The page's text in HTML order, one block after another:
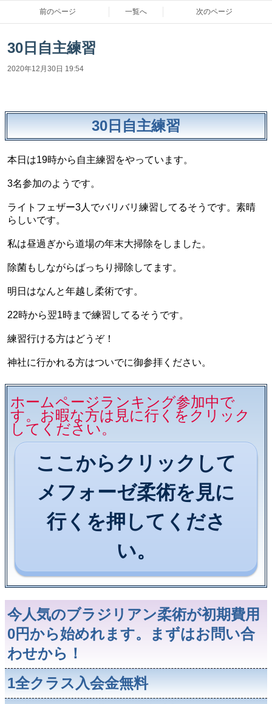
前のページ 一覧へ 次のページ
30日自主練習
2020年12月30日 19:54
30日自主練習
本日は19時から自主練習をやっています。
3名参加のようです。
ライトフェザー3人でバリバリ練習してるそうです。素晴
らしいです。
私は昼過ぎから道場の年末大掃除をしました。
除菌もしながらばっちり掃除してます。
明日はなんと年越し柔術です。
22時から翌1時まで練習してるそうです。
練習行ける方はどうぞ！
神社に行かれる方はついでに御参拝ください。
ホームページランキング参加中で
す。お暇な方は見に行くをクリック
してください。
ここからクリックして
メフォーゼ柔術を見に
行くを押してくださ
い。
今人気のブラジリアン柔術が初期費用
0円から始めれます。まずはお問い合
わせから！
1全クラス入会金無料